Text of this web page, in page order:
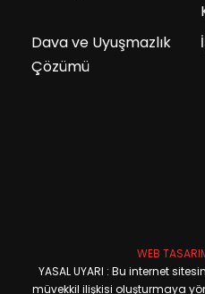
Dava ve Uyuşmazlık
Çözümü
WEB
YASAL UYARI : Bu internet
müvekkil ilişkisi oluşturmaya